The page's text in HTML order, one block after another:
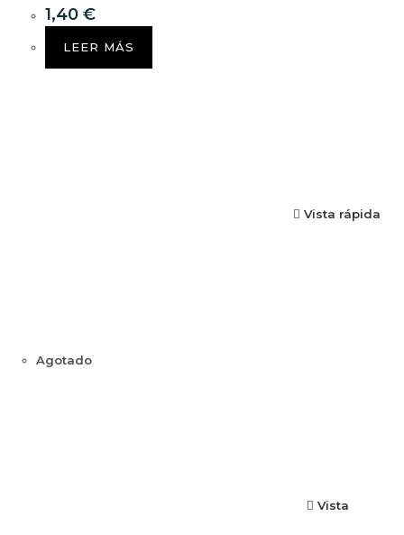
1,40 €
LEER MÁS
Vista rápida
Agotado
Vista